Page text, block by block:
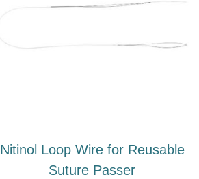
Nitinol Loop Wire for Reusable
Suture Passer